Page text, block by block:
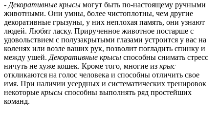
- Декоративные крысы могут быть по-настоящему ручными
животными. Они умны, более чистоплотны, чем другие
декоративные грызуны, у них неплохая память, они узнают
людей. Любят ласку. Прирученное животное постарше с
удовольствием с полузакрытыми глазами устроится у вас на
коленях или возле ваших рук, позволит погладить спинку и
между ушей. Декоративные крысы способны снимать стресс
ничуть не хуже кошек. Кроме того, многие из крыс
откликаются на голос человека и способны отличить свое
имя. При наличии усердных и систематических тренировок
некоторые крысы способны выполнять ряд простейших
команд.